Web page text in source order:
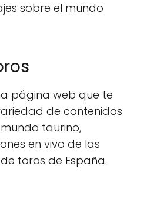
sobre el mundo
página web que te
de contenidos
taurino,
en vivo de las
toros de España.